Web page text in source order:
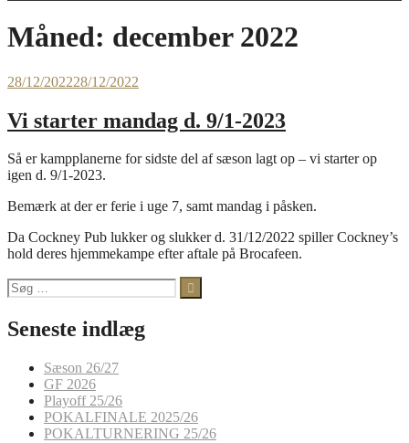
Måned: december 2022
28/12/202228/12/2022
Vi starter mandag d. 9/1-2023
Så er kampplanerne for sidste del af sæson lagt op – vi starter op
igen d. 9/1-2023.
Bemærk at der er ferie i uge 7, samt mandag i påsken.
Da Cockney Pub lukker og slukker d. 31/12/2022 spiller Cockney’s
hold deres hjemmekampe efter aftale på Brocafeen.
Søg
efter:
Seneste indlæg
Sæson 26/27
GF 2026
Playoff 25/26
POKALFINALE 2025/26
POKALTURNERING 25/26